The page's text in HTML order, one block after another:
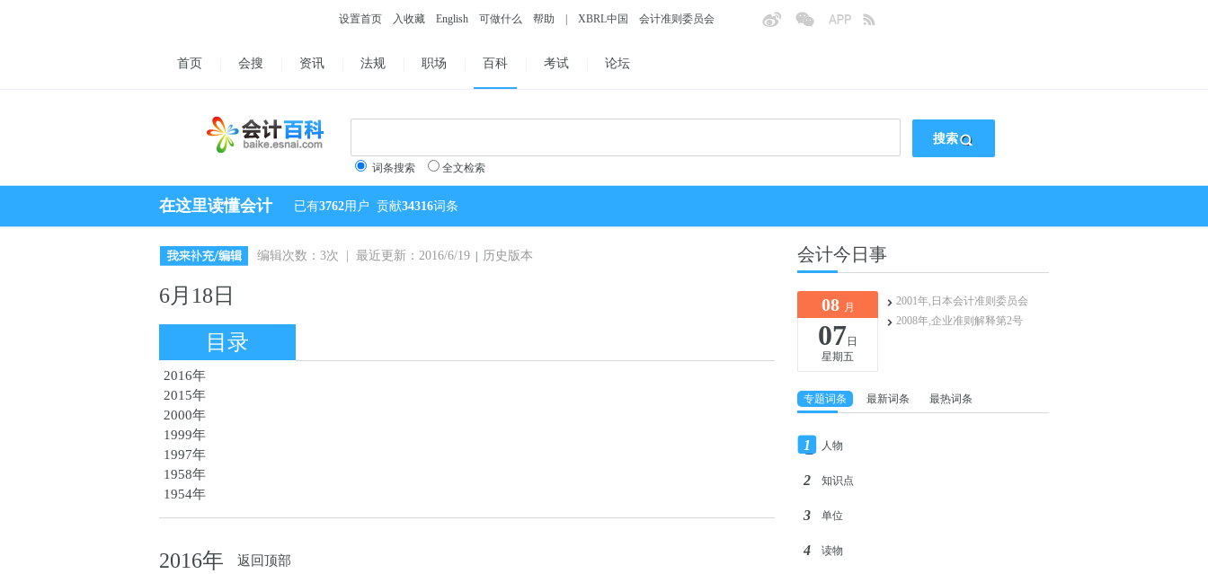
设置首页 入收藏 English 可做什么 帮助 XBRL中国 会计准则委员会
首页 会搜 资讯 法规 职场 百科 考试 论坛
搜索
词条搜索 全文检索
在这里读懂会计 已有3762用户 贡献34316词条
编辑次数：3次 | 最近更新：2016/6/19 历史版本
6月18日
目录
2016年
2015年
2000年
1999年
1997年
1958年
1954年
2016年 返回顶部
会计今日事
08 月
07日
星期五
2001年,日本会计准则委员会
2008年,企业准则解释第2号
专题词条 最新词条 最热词条
1 人物
2 知识点
3 单位
4 读物